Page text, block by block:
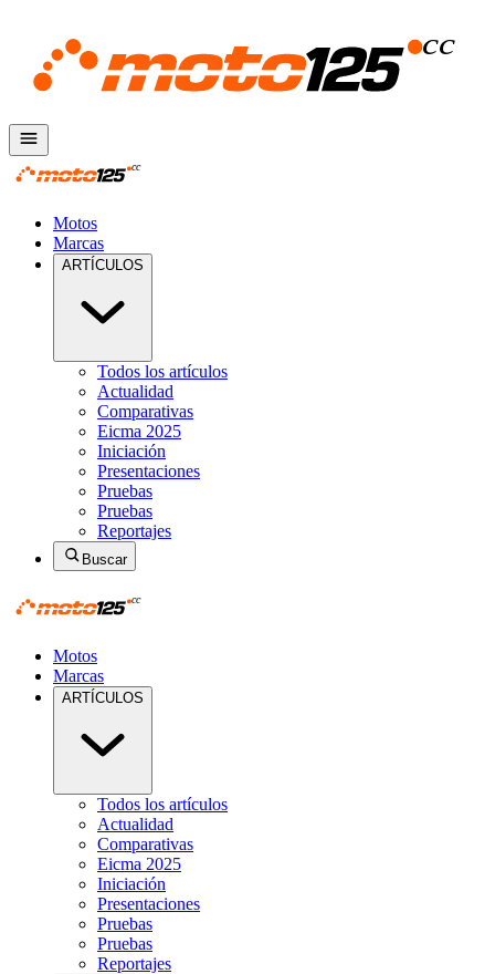
Motos
Marcas
ARTÍCULOS
Todos los artículos
Actualidad
Comparativas
Eicma 2025
Iniciación
Presentaciones
Pruebas
Pruebas
Reportajes
Buscar
Motos
Marcas
ARTÍCULOS
Todos los artículos
Actualidad
Comparativas
Eicma 2025
Iniciación
Presentaciones
Pruebas
Pruebas
Reportajes